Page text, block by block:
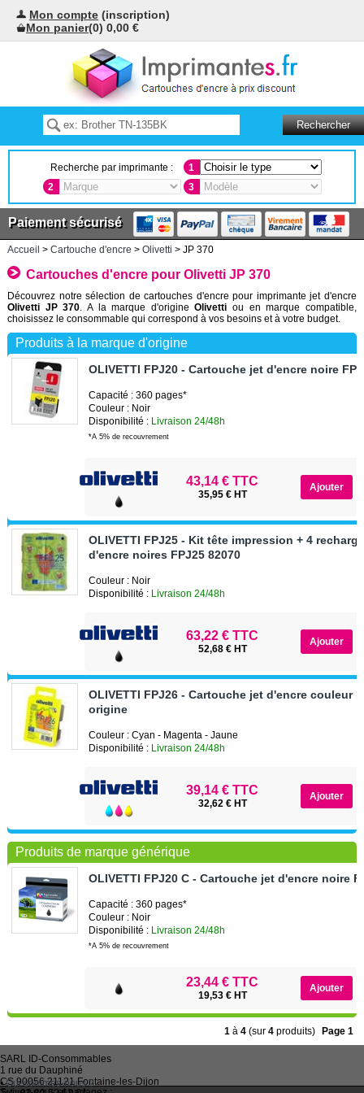
Mon compte (inscription)
Mon panier(0) 0,00 €
Recherche par imprimante :
1
2
3
Paiement sécurisé
Accueil > Cartouche d'encre > Olivetti > JP 370
Cartouches d'encre pour Olivetti JP 370
Découvrez notre sélection de cartouches d'encre pour imprimante jet d'encre
Olivetti JP 370 . A la marque d'origineOlivetti ou en marque compatible,
choisissez le consommable qui correspond à vos besoins et à votre budget.
Produits à la marque d'origine
OLIVETTI FPJ20 - Cartouche jet d'encre noire
Capacité : 360 pages*
Couleur : Noir
Disponibilité : Livraison 24/48h
*A 5% de recouvrement
43,14 € TTC
35,95 € HT
OLIVETTI FPJ25 - Kit tête impression + 4
d'encre noires FPJ25 82070
Couleur : Noir
Disponibilité : Livraison 24/48h
63,22 € TTC
52,68 € HT
OLIVETTI FPJ26 - Cartouche jet d'encre couleur
origine
Couleur : Cyan - Magenta - Jaune
Disponibilité : Livraison 24/48h
39,14 € TTC
32,62 € HT
Produits de marque générique
OLIVETTI FPJ20 C - Cartouche jet d'encre noire
Capacité : 360 pages*
Couleur : Noir
Disponibilité : Livraison 24/48h
*A 5% de recouvrement
23,44 € TTC
19,53 € HT
1 à4 (sur4 produits) Page 1
SARL ID-Consommables
1 rue du Dauphiné
CS 90056 21121Fontaine-les-Dijon
•Qui sommes-nous ?